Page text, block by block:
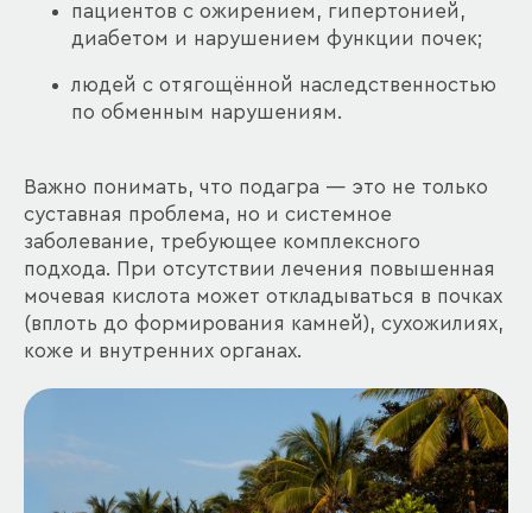
пациентов с ожирением, гипертонией,
диабетом и нарушением функции почек;
людей с отягощённой наследственностью
по обменным нарушениям.
Важно понимать, что подагра — это не только
суставная проблема, но и системное
заболевание, требующее комплексного
подхода. При отсутствии лечения повышенная
мочевая кислота может откладываться в почках
(вплоть до формирования камней), сухожилиях,
коже и внутренних органах.